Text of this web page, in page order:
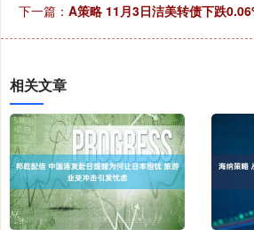
下一篇： A策略 11月3日洁美转债下跌
相关文章